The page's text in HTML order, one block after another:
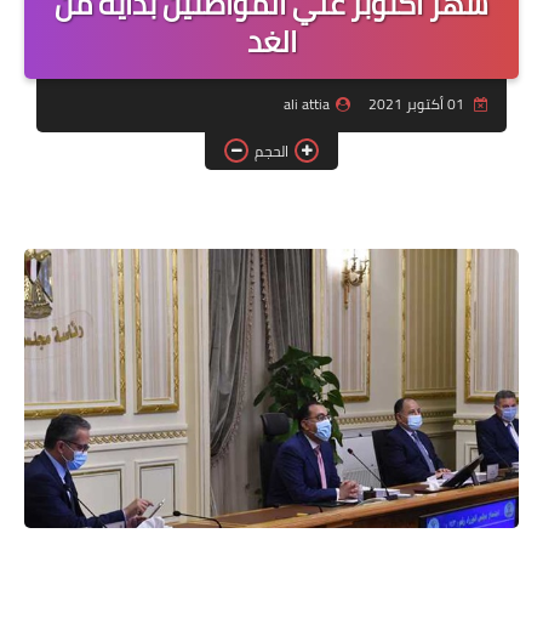
الغد
ali attia
الحجم